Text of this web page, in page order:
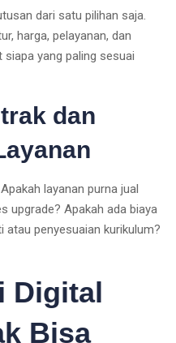
dari satu pilihan saja.
harga, pelayanan, dan
siapa yang paling sesuai
dan
layanan purna jual
upgrade? Apakah ada biaya
atau penyesuaian kurikulum?
Digital
Bisa